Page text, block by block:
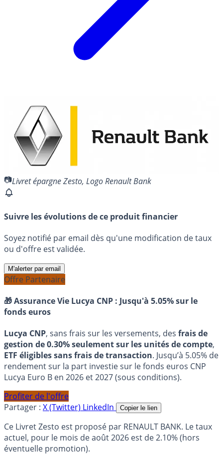
Livret épargne Zesto, Logo Renault Bank
Suivre les évolutions de ce produit financier
Soyez notifié par email dès qu'une modification de taux
ou d'offre est validée.
M'alerter par email
Offre Partenaire
🎁 Assurance Vie Lucya CNP : Jusqu'à 5.05% sur le
fonds euros
Lucya CNP, sans frais sur les versements, des frais de
gestion de 0.30% seulement sur les unités de compte,
ETF éligibles sans frais de transaction. Jusqu’à 5.05% de
rendement sur la part investie sur le fonds euros CNP
Lucya Euro B en 2026 et 2027 (sous conditions).
Profiter de l'offre
Partager : X (Twitter) LinkedIn Copier le lien
Ce Livret Zesto est proposé par RENAULT BANK. Le taux
actuel, pour le mois de août 2026 est de 2.10% (hors
éventuelle promotion).